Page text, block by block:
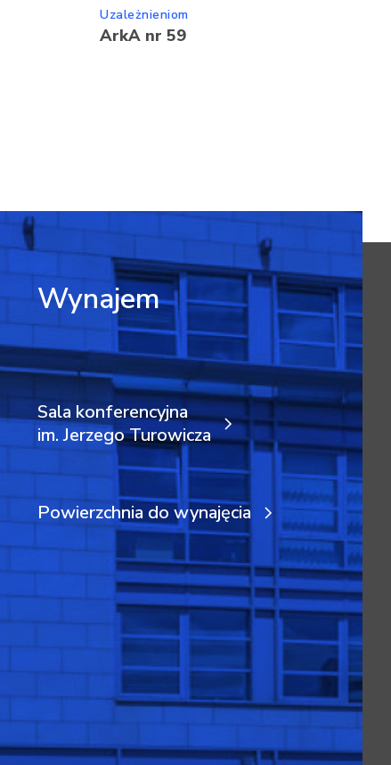
Uzależnieniom
ArkA nr 59
Wynajem
Sala konferencyjna
im. Jerzego Turowicza
Powierzchnia do wynajęcia